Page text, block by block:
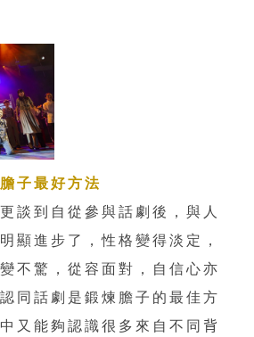
子最好方法
談到自從參與話劇後，與人
顯進步了，性格變得淡定，
不驚，從容面對，自信心亦
同話劇是鍛煉膽子的最佳方
又能夠認識很多來自不同 背